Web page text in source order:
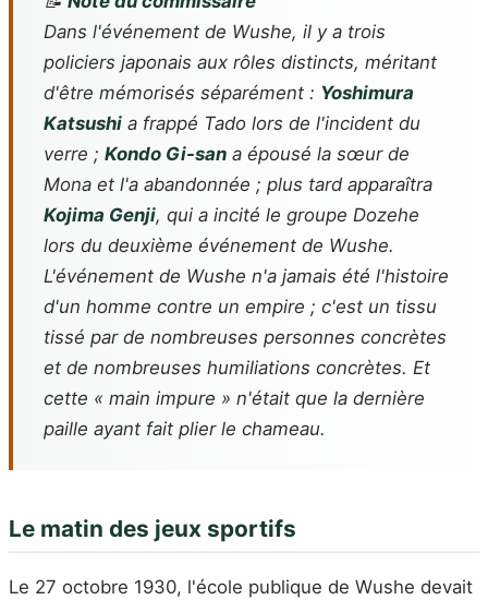
Dans l'événement de Wushe, il y a trois
policiers japonais aux rôles distincts, méritant
d'être mémorisés séparément : Yoshimura
Katsushi a frappé Tado lors de l'incident du
verre ; Kondo Gi-san a épousé la sœur de
Mona et l'a abandonnée ; plus tard apparaîtra
Kojima Genji, qui a incité le groupe Dozehe
lors du deuxième événement de Wushe.
L'événement de Wushe n'a jamais été l'histoire
d'un homme contre un empire ; c'est un tissu
tissé par de nombreuses personnes concrètes
et de nombreuses humiliations concrètes. Et
cette « main impure » n'était que la dernière
paille ayant fait plier le chameau.
Le matin des jeux sportifs
Le 27 octobre 1930, l'école publique de Wushe devait